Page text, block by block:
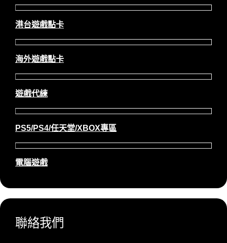
港台遊戲點卡
海外遊戲點卡
遊戲代練
PS5/PS4/任天堂/XBOX專區
電腦遊戲
聯絡我們